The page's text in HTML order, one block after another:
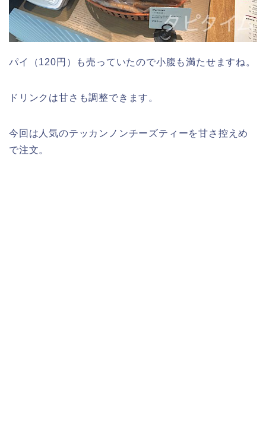
パイ（120円）も売っていたので小腹も満たせますね。
ドリンクは甘さも調整できます。
今回は人気のテッカンノンチーズティーを甘さ控えめ
で注文。